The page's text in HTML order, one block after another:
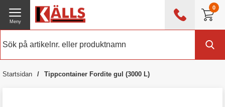
0
0476 - 214 80
Meny
Startsidan Tippcontainer Fordite gul (3000 L)